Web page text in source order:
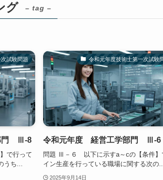
グ – tag –
試験問題
門 Ⅲ-8
で行って
ち...
令和元年度技術士第一次試験
令和元年度 経営工学部門 Ⅲ-6
問題 Ⅲ－６ 以下に示すa～cの【条件】
イン生産を行っている職場に関する次の...
2025年9月14日